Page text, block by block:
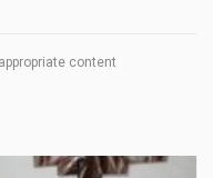
content